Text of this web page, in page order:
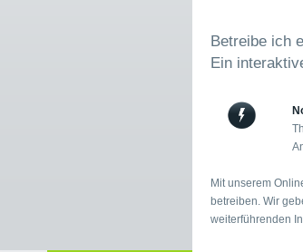
Betreibe ich
Ein
Mit unserem
betreiben. Wir
weiterführenden